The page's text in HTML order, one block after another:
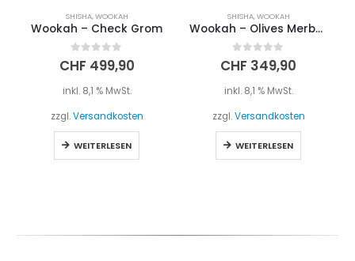
SHISHA,WOOKAH
Wookah – Check Grom
0out of 5
CHF 499,90
inkl. 8,1 % MwSt.
zzgl.Versandkosten
WEITERLESEN
SHISHA,WOOKAH
Wookah – Olives Merbau
0out of 5
CHF 349,90
inkl. 8,1 % MwSt.
zzgl.Versandkosten
WEITERLESEN